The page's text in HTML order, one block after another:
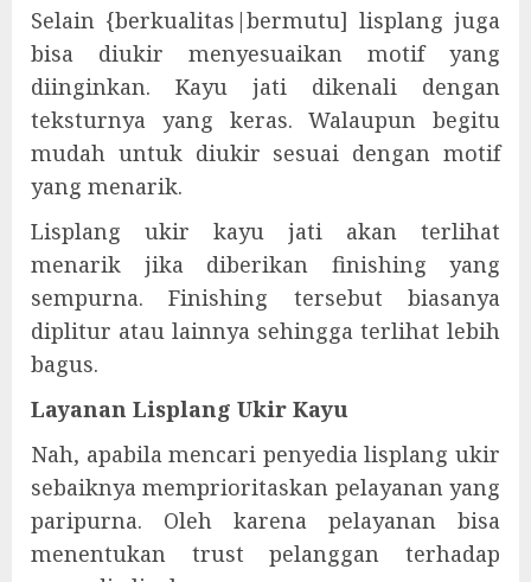
Selain {berkualitas|bermutu] lisplang juga
bisa diukir menyesuaikan motif yang
diinginkan. Kayu jati dikenali dengan
teksturnya yang keras. Walaupun begitu
mudah untuk diukir sesuai dengan motif
yang menarik.
Lisplang ukir kayu jati akan terlihat
menarik jika diberikan finishing yang
sempurna. Finishing tersebut biasanya
diplitur atau lainnya sehingga terlihat lebih
bagus.
Layanan Lisplang Ukir Kayu
Nah, apabila mencari penyedia lisplang ukir
sebaiknya memprioritaskan pelayanan yang
paripurna. Oleh karena pelayanan bisa
menentukan trust pelanggan terhadap